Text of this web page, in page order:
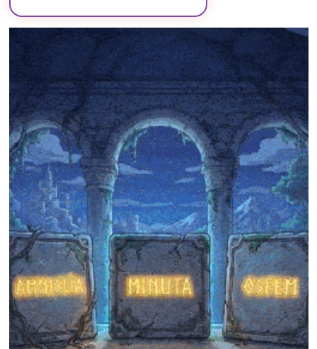
❄ ❄
❄
❄
❄
❄
❄
❄